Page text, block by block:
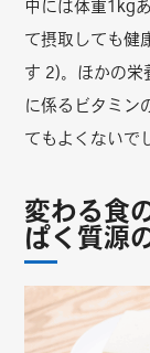
中には体重1kg
て摂取しても健
す 2)。ほかの栄
に係るビタミン
てもよくないで
変わる食
ぱく質源